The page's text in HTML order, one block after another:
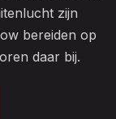
zijn
bereiden op
daar bij.